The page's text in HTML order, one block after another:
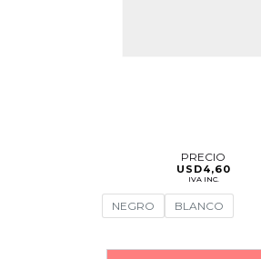
PRECIO
USD4,60
IVA INC.
NEGRO BLANCO